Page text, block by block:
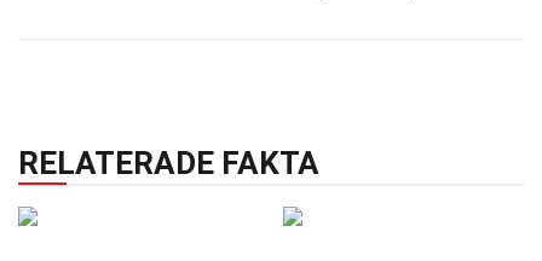
RELATERADE FAKTA